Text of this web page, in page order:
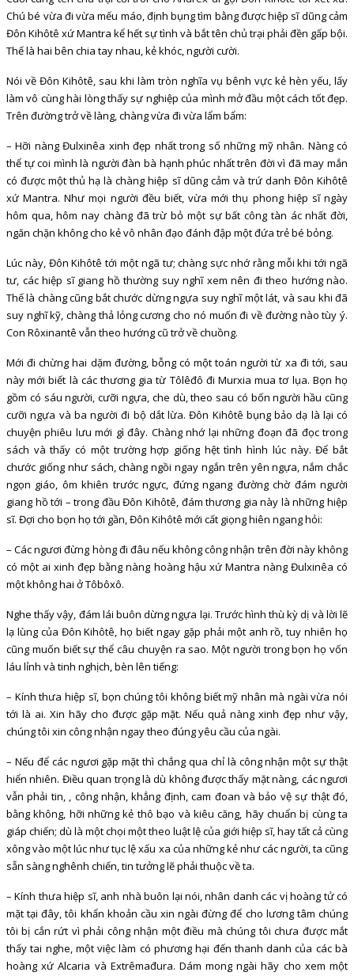
Chú bé vừa đi vừa mếu máo, định bụng tìm bằng được hiệp sĩ dũng cảm
Đôn Kihôtê xứ Mantra kể hết sự tình và bắt tên chủ trại phải đền gấp bội.
Thế là hai bên chia tay nhau, kẻ khóc, người cười.
Nói về Đôn Kihôtê, sau khi làm tròn nghĩa vụ bênh vực kẻ hèn yếu, lấy
làm vô cùng hài lòng thấy sự nghiệp của mình mở đầu một cách tốt đẹp.
Trên đường trở về làng, chàng vừa đi vừa lẩm bẩm:
– Hỡi nàng Đulxinêa xinh đẹp nhất trong số những mỹ nhân. Nàng có
thể tự coi mình là người đàn bà hạnh phúc nhất trên đời vì đã may mắn
có được một thủ hạ là chàng hiệp sĩ dũng cảm và trứ danh Đôn Kihôtê
xứ Mantra. Như mọi người đều biết, vừa mới thụ phong hiệp sĩ ngày
hôm qua, hôm nay chàng đã trừ bỏ một sự bất công tàn ác nhất đời,
ngăn chặn không cho kẻ vô nhân đạo đánh đập một đứa trẻ bé bỏng.
Lúc này, Đôn Kihôtê tới một ngã tư; chàng sực nhớ rằng mỗi khi tới ngã
tư, các hiệp sĩ giang hồ thường suy nghĩ xem nên đi theo hướng nào.
Thế là chàng cũng bắt chước dừng ngựa suy nghĩ một lát, và sau khi đã
suy nghĩ kỹ, chàng thả lỏng cương cho nó muốn đi về đường nào tùy ý.
Con Rôxinantê vẫn theo hướng cũ trở về chuồng.
Mới đi chừng hai dặm đường, bỗng có một toán người từ xa đi tới, sau
này mới biết là các thương gia từ Tôlêđô đi Murxia mua tơ lụa. Bọn họ
gồm có sáu người, cưỡi ngựa, che dù, theo sau có bốn người hầu cũng
cưỡi ngựa và ba người đi bộ dắt lừa. Đôn Kihôtê bụng bảo dạ là lại có
chuyện phiêu lưu mới gì đây. Chàng nhớ lại những đoạn đã đọc trong
sách và thấy có một trường hợp giống hệt tình hình lúc này. Để bắt
chước giống như sách, chàng ngồi ngay ngắn trên yên ngựa, nắm chắc
ngọn giáo, ôm khiên trước ngực, đứng ngang đường chờ đám người
giang hồ tới – trong đầu Đôn Kihôtê, đám thương gia này là những hiệp
sĩ. Đợi cho bọn họ tới gần, Đôn Kihôtê mới cất giọng hiên ngang hỏi:
– Các ngươi đừng hòng đi đâu nếu không công nhận trên đời này không
có một ai xinh đẹp bằng nàng hoàng hậu xứ Mantra nàng Đulxinêa có
một không hai ở Tôbôxô.
Nghe thấy vậy, đám lái buôn dừng ngựa lại. Trước hình thù kỳ dị và lời lẽ
lạ lùng của Đôn Kihôtê, họ biết ngay gặp phải một anh rồ, tuy nhiên họ
cũng muốn biết sự thể câu chuyện ra sao. Một người trong bọn họ vốn
láu lỉnh và tinh nghịch, bèn lên tiếng:
– Kính thưa hiệp sĩ, bọn chúng tôi không biết mỹ nhân mà ngài vừa nói
tới là ai. Xin hãy cho được gặp mặt. Nếu quả nàng xinh đẹp như vậy,
chúng tôi xin công nhận ngay theo đúng yêu cầu của ngài.
– Nếu để các ngươi gặp mặt thì chẳng qua chỉ là công nhận một sự thật
hiển nhiên. Điều quan trọng là dù không được thấy mặt nàng, các ngươi
vẫn phải tin, , công nhận, khẳng định, cam đoan và bảo vệ sự thật đó,
bằng không, hỡi những kẻ thô bạo và kiêu căng, hãy chuẩn bị cùng ta
giáp chiến; dù là một chọi một theo luật lệ của giới hiệp sĩ, hay tất cả cùng
xông vào một lúc như tục lệ xấu xa của những kẻ như các người, ta cũng
sẵn sàng nghênh chiến, tin tưởng lẽ phải thuộc về ta.
– Kính thưa hiệp sĩ, anh nhà buôn lại nói, nhân danh các vị hoàng tử có
mặt tại đây, tôi khẩn khoản cầu xin ngài đừng để cho lương tâm chúng
tôi bị cắn rứt vì phải công nhận một điều mà chúng tôi chưa được mắt
thấy tai nghe, một việc làm có phương hại đến thanh danh của các bà
hoàng xứ Alcaria và Extrêmađura. Dám mong ngài hãy cho xem một